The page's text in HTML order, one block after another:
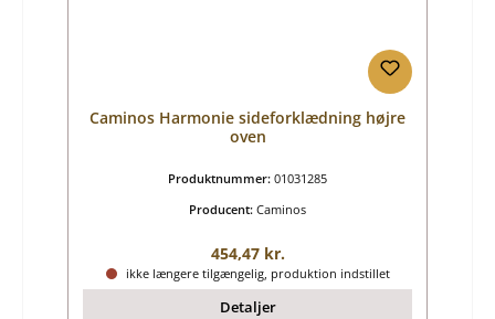
Caminos Harmonie sideforklædning højre
oven
Produktnummer: 01031285
Producent: Caminos
Almindelig pris:
454,47 kr.
ikke længere tilgængelig, produktion indstillet
Detaljer